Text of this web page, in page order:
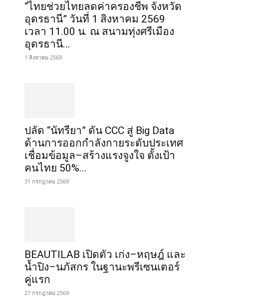
“ไทยช่วยไทยลดค่าครองชีพ จังหวัด
อุดรธานี” วันที่ 1 สิงหาคม 2569
เวลา 11.00 น. ณ สนามทุ่งศรีเมือง
อุดรธานี...
1 สิงหาคม 2569
ปลัด “นัทรียา” ดัน CCC สู่ Big Data
ด้านการออกกำลังกายระดับประเทศ
เชื่อมข้อมูล–สร้างแรงจูงใจ ตั้งเป้า
คนไทย 50%...
31 กรกฎาคม 2569
BEAUTILAB เปิดตัว เก่ง–หฤษฎ์ และ
น้ำปิง–นภัสกร ในฐานะพรีเซนเตอร์
คู่แรก
27 กรกฎาคม 2569